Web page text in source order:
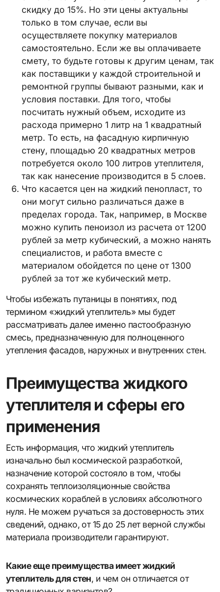
скидку до 15%. Но эти цены актуальны
только в том случае, если вы
осуществляете покупку материалов
самостоятельно. Если же вы оплачиваете
смету, то будьте готовы к другим ценам, так
как поставщики у каждой строительной и
ремонтной группы бывают разными, как и
условия поставки. Для того, чтобы
посчитать нужный объем, исходите из
расхода примерно 1 литр на 1 квадратный
метр. То есть, на фасадную кирпичную
стену, площадью 20 квадратных метров
потребуется около 100 литров утеплителя,
так как нанесение производится в 5 слоев.
Что касается цен на жидкий пенопласт, то
они могут сильно различаться даже в
пределах города. Так, например, в Москве
можно купить пеноизол из расчета от 1200
рублей за метр кубический, а можно нанять
специалистов, и работа вместе с
материалом обойдется по цене от 1300
рублей за тот же кубический метр.
Чтобы избежать путаницы в понятиях, под
термином «жидкий утеплитель» мы будет
рассматривать далее именно пастообразную
смесь, предназначенную для полноценного
утепления фасадов, наружных и внутренних стен.
Преимущества жидкого
утеплителя и сферы его
применения
Есть информация, что жидкий утеплитель
изначально был космической разработкой,
назначение которой состояло в том, чтобы
сохранять теплоизоляционные свойства
космических кораблей в условиях абсолютного
нуля. Не можем ручаться за достоверность этих
сведений, однако, от 15 до 25 лет верной службы
материала производители гарантируют.
Какие еще преимущества имеет жидкий
утеплитель для стен, и чем он отличается от